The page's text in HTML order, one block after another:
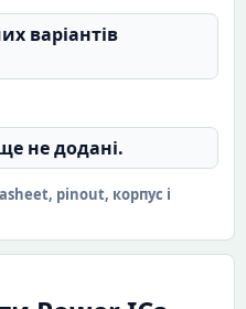
варіантів
не додані.
pinout, корпус і